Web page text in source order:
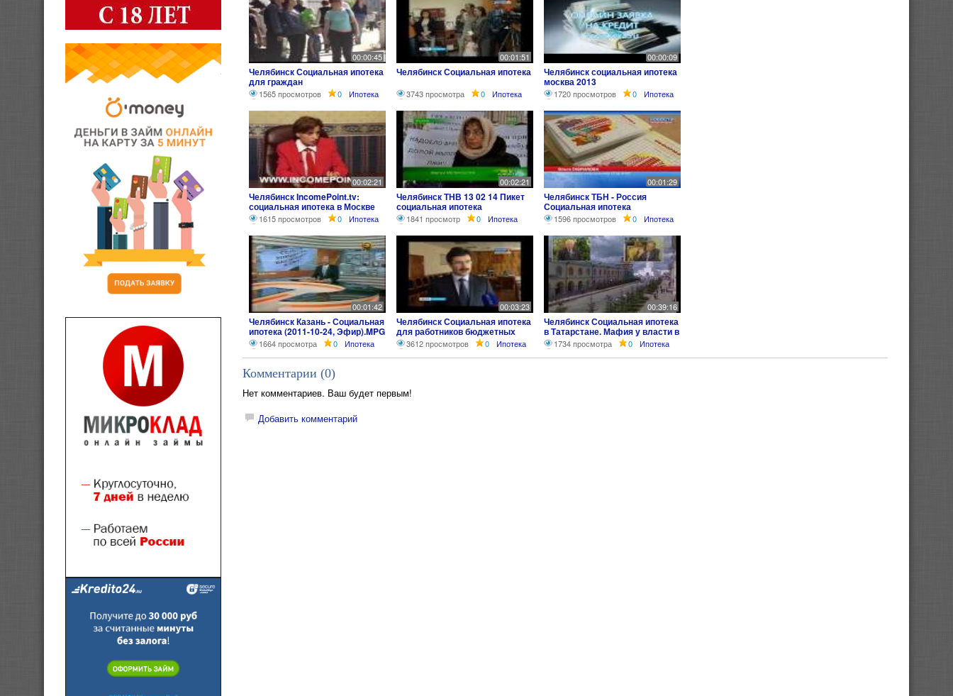
00:00:45
Челябинск Социальная ипотека
для граждан
1565 просмотров 0 Ипотека
00:01:51
Челябинск Социальная ипотека
3743 просмотра 0 Ипотека
00:00:09
Челябинск социальная ипотека
москва 2013
1720 просмотров 0 Ипотека
00:02:21
Челябинск IncomePoint.tv:
социальная ипотека в Москве
1615 просмотров 0 Ипотека
00:02:21
Челябинск ТНВ 13 02 14 Пикет
социальная ипотека
1841 просмотр 0 Ипотека
00:01:29
Челябинск ТБН - Россия
Социальная ипотека
1596 просмотров 0 Ипотека
00:01:42
Челябинск Казань - Социальная
ипотека (2011-10-24, Эфир).MPG
1664 просмотра 0 Ипотека
00:03:23
Челябинск Социальная ипотека
для работников бюджетных
сфер3612 просмотров 0 Ипотека
00:39:16
Челябинск Социальная ипотека
в Татарстане. Мафия у власти в
Башкирии.
1734 просмотра 0 Ипотека
Комментарии (0)
Нет комментариев. Ваш будет первым!
Добавить комментарий